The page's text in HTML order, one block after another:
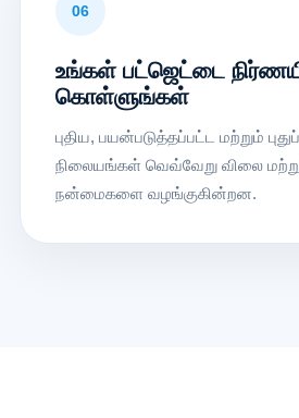
06
உங்கள் பட்ஜெட்டை
கொள்ளுங்கள்
புதிய, பயன்படுத்தப்பட்ட மற்றும்
நிலையங்கள் வெவ்வேறு விலை
நன்மைகளை வழங்குகின்றன.